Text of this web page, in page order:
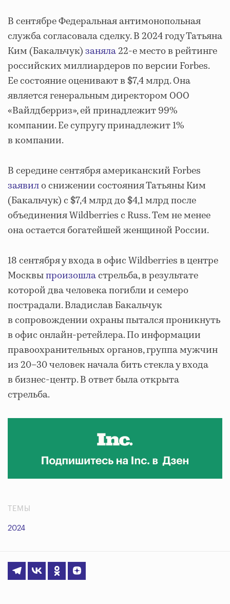
В сентябре Федеральная антимонопольная
служба согласовала сделку. В 2024 году Татьяна
Ким (Бакальчук)заняла22-е место в рейтинге
российских миллиардеров по версии Forbes.
Ее состояние оценивают в $7,4 млрд. Она
является генеральным директором ООО
«Вайлдберриз», ей принадлежит 99%
компании. Ее супругу принадлежит 1%
в компании.
В середине сентября американский Forbes
заявило снижении состояния Татьяны Ким
(Бакальчук) с $7,4 млрд до $4,1 млрд после
объединения Wildberries с Russ. Тем не менее
она остается богатейшей женщиной России.
18 сентября у входа в офис Wildberries в центре
Москвыпроизошластрельба, в результате
которой два человека погибли и семеро
пострадали. Владислав Бакальчук
в сопровождении охраны пытался проникнуть
в офис онлайн-ретейлера. По информации
правоохранительных органов, группа мужчин
из 20–30 человек начала бить стекла у входа
в бизнес-центр. В ответ была открыта
стрельба.
ТЕМЫ
2024